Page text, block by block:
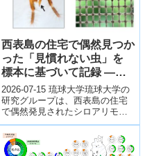
西表島の住宅で偶然見つか
った「見慣れない虫」を
標本に基づいて記録 ―シ
ロアリモドキ類の標本記録
から考える、検証可能な生
物多様性情報の意義―
2026-07-15 琉球大学琉球大学の
研究グループは、西表島の住宅
で偶然発見されたシロアリモド
キ目の昆虫「タイワンコケシタ
ムシ（Oligotoma humbe...